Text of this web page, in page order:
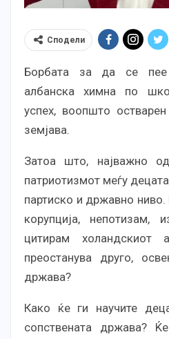
Сподели
Борбата за да се
албанска химна по
успех, воопшто
земјава.
Затоа што, најважно
патриотизмот меѓу
партиско и државно
корупција, непотизам,
цитирам холандскиот
преостанува друго,
држава?
Како ќе ги научите
сопствената држава?